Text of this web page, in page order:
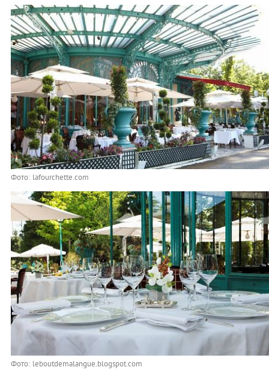
Фото: lafourchette.com
Фото: leboutdemalangue.blogspot.com